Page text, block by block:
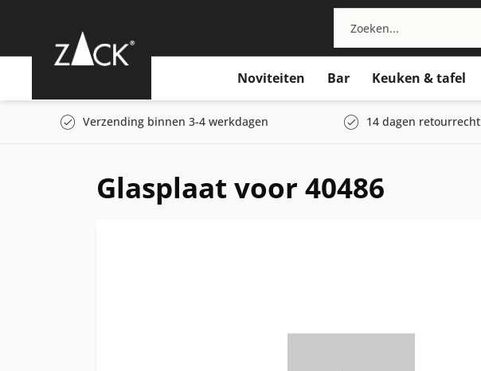
Noviteiten Bar Keuken & tafel
Verzending binnen 3-4 werkdagen 14 dagen retourrecht
Glasplaat voor 40486